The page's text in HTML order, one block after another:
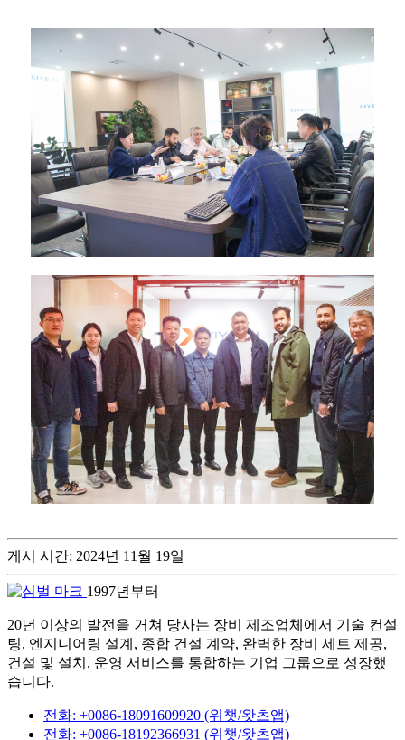
게시 시간: 2024년 11월 19일
1997년부터
20년 이상의 발전을 거쳐 당사는 장비 제조업체에서 기술 컨설
팅, 엔지니어링 설계, 종합 건설 계약, 완벽한 장비 세트 제공,
건설 및 설치, 운영 서비스를 통합하는 기업 그룹으로 성장했
습니다.
전화: +0086-18091609920 (위챗/왓츠앱)
전화: +0086-18192366931 (위챗/왓츠앱)